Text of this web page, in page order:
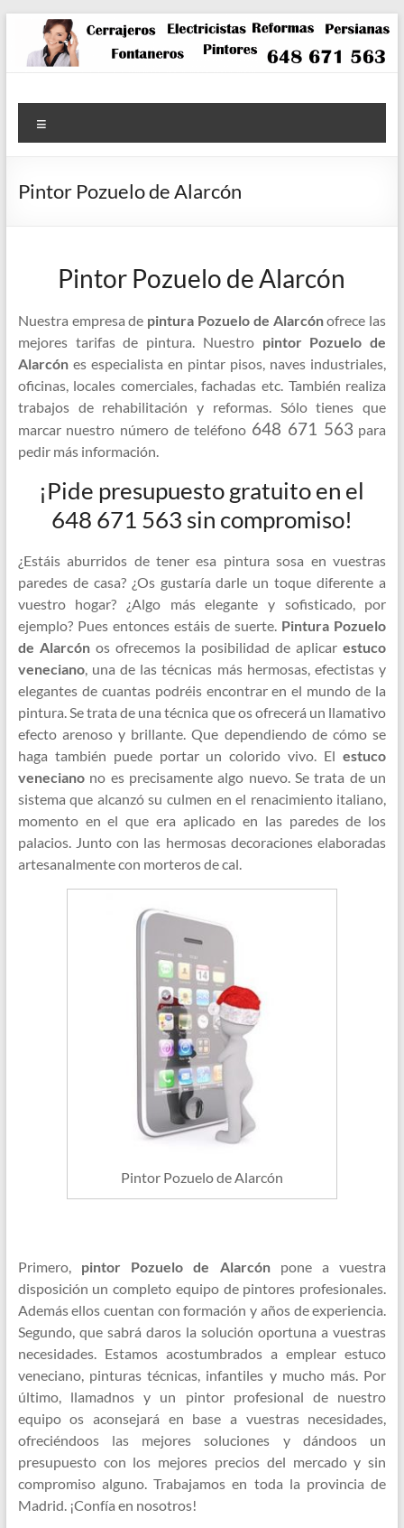
contenido
Pintor Pozuelo de Alarcón
Pintor Pozuelo de Alarcón
Nuestra empresa de pintura Pozuelo de Alarcónofrece las
mejores tarifas de pintura. Nuestropintor Pozuelo de
Alarcónes especialista en pintar pisos, naves industriales,
oficinas, locales comerciales, fachadas etc. También realiza
trabajos de rehabilitación y reformas. Sólo tienes que
marcar nuestro número de teléfono 648 671 563 para
pedir más información.
¡Pide presupuesto gratuito en el
648 671 563 sin compromiso!
¿Estáis aburridos de tener esa pintura sosa en vuestras
paredes de casa? ¿Os gustaría darle un toque diferente a
vuestro hogar? ¿Algo más elegante y sofisticado, por
ejemplo? Pues entonces estáis de suerte. Pintura Pozuelo
de Alarcónos ofrecemos la posibilidad de aplicarestuco
veneciano, una de las técnicas más hermosas, efectistas y
elegantes de cuantas podréis encontrar en el mundo de la
pintura. Se trata de una técnica que os ofrecerá un llamativo
efecto arenoso y brillante. Que dependiendo de cómo se
haga también puede portar un colorido vivo. Elestuco
venecianono es precisamente algo nuevo. Se trata de un
sistema que alcanzó su culmen en el renacimiento italiano,
momento en el que era aplicado en las paredes de los
palacios. Junto con las hermosas decoraciones elaboradas
artesanalmente con morteros de cal.
Pintor Pozuelo de Alarcón
Primero,pintor Pozuelo de Alarcónpone a vuestra
disposición un completo equipo de pintores profesionales.
Además ellos cuentan con formación y años de experiencia.
Segundo, que sabrá daros la solución oportuna a vuestras
necesidades. Estamos acostumbrados a emplear estuco
veneciano, pinturas técnicas, infantiles y mucho más. Por
último, llamadnos y un pintor profesional de nuestro
equipo os aconsejará en base a vuestras necesidades,
ofreciéndoos las mejores soluciones y dándoos un
presupuesto con los mejores precios del mercado y sin
compromiso alguno. Trabajamos en toda la provincia de
Madrid. ¡Confía en nosotros!